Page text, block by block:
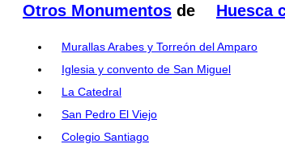
Otros Monumentos de Huesca
Murallas Arabes y Torreón del Amparo
Iglesia y convento de San Miguel
La Catedral
San Pedro El Viejo
Colegio Santiago